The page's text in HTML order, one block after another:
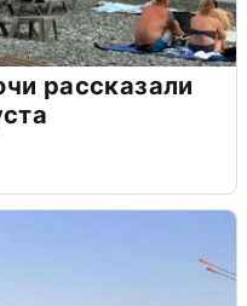
рассказали